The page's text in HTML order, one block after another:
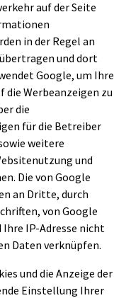
auf der Seite
in der Regel an
und dort
Google, um Ihre
die Werbeanzeigen zu
die
für die Betreiber
weitere
und
Die von Google
an Dritte, durch
von Google
IP-Adresse nicht
Daten verknüpfen.
und die Anzeige der
Einstellung Ihrer